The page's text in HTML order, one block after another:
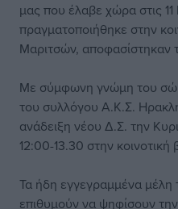
μας που έλαβε χώρα στις 11
πραγματοποιήθηκε στην
Μαριτσών, αποφασίστηκαν
Με σύμφωνη γνώμη του
του συλλόγου Α.Κ.Σ.
ανάδειξη νέου Δ.Σ. την
12:00-13.30 στην
Τα ήδη εγγεγραμμένα
επιθυμούν να ψηφίσουν